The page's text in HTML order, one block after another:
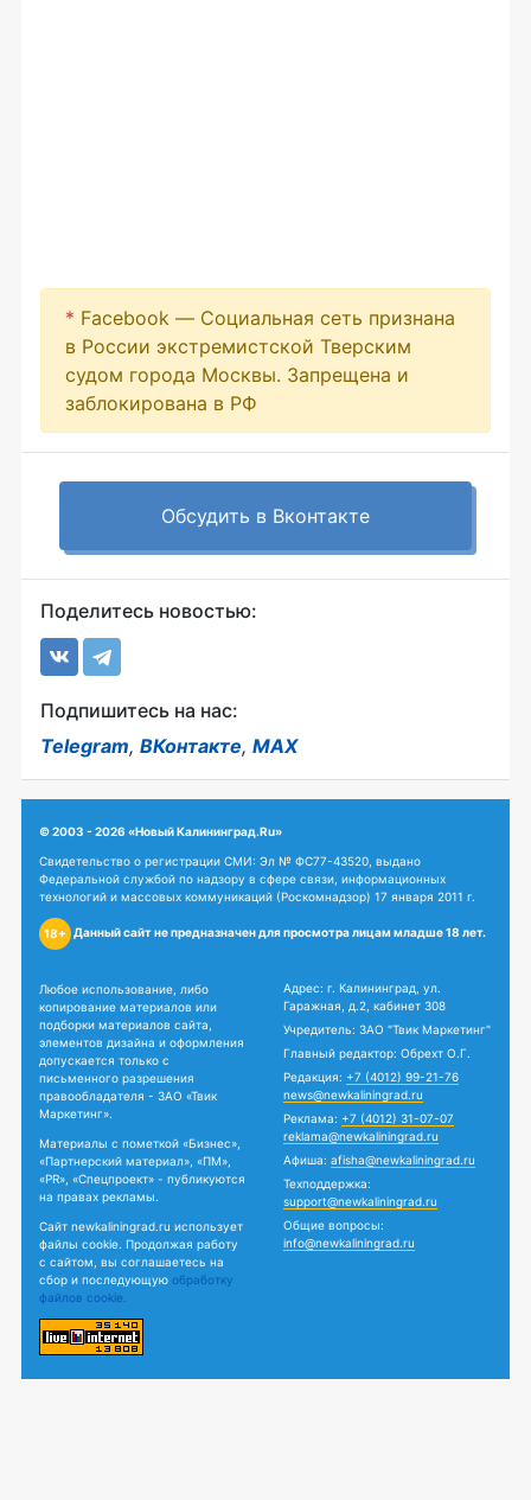
* Facebook — Социальная сеть признана
в России экстремистской Тверским
судом города Москвы. Запрещена и
заблокирована в РФ
Обсудить в Вконтакте
Поделитесь новостью:
Подпишитесь на нас:
Telegram, ВКонтакте, MAX
© 2003 - 2026 «Новый Калининград.Ru»
Свидетельство о регистрации СМИ: Эл № ФС77-43520, выдано
Федеральной службой по надзору в сфере связи, информационных
технологий и массовых коммуникаций (Роскомнадзор) 17 января 2011 г.
18+ Данный сайт не предназначен для просмотра лицам младше 18 лет.
Любое использование, либо
копирование материалов или
подборки материалов сайта,
элементов дизайна и оформления
допускается только с
письменного разрешения
правообладателя - ЗАО «Твик
Маркетинг».
Материалы с пометкой «Бизнес»,
«Партнерский материал», «ПМ»,
«PR», «Спецпроект» - публикуются
на правах рекламы.
Сайт newkaliningrad.ru использует
файлы cookie. Продолжая работу
с сайтом, вы соглашаетесь на
сбор и последующую обработку
файлов cookie.
Адрес: г. Калининград, ул.
Гаражная, д.2, кабинет 308
Учредитель: ЗАО "Твик Маркетинг"
Главный редактор: Обрехт О.Г.
Редакция: +7 (4012) 99-21-76
news@newkaliningrad.ru
Реклама: +7 (4012) 31-07-07
reklama@newkaliningrad.ru
Афиша: afisha@newkaliningrad.ru
Техподдержка:
support@newkaliningrad.ru
Общие вопросы:
info@newkaliningrad.ru